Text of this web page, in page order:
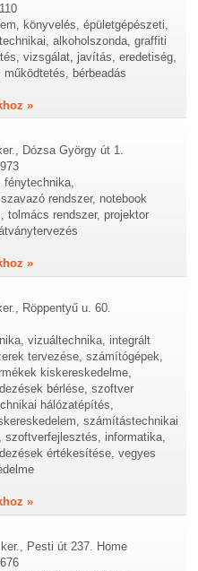
könyvelés, épületgépészeti,
alkoholszonda, graffiti
vizsgálat, javítás, eredetiség,
bérbeadás
»
Dózsa György út 1.
fénytechnika,
rendszer, notebook
tolmács rendszer, projektor
»
Röppentyű u. 60.
vizuáltechnika, integrált
tervezése, számítógépek,
kiskereskedelme,
bérlése, szoftver
hálózatépítés,
számítástechnikai
szoftverfejlesztés, informatika,
értékesítése, vegyes
»
Pesti út 237. Home